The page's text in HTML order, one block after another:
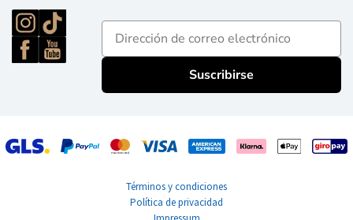
E-mailadres
Suscribirse
Términos y condiciones
Política de privacidad